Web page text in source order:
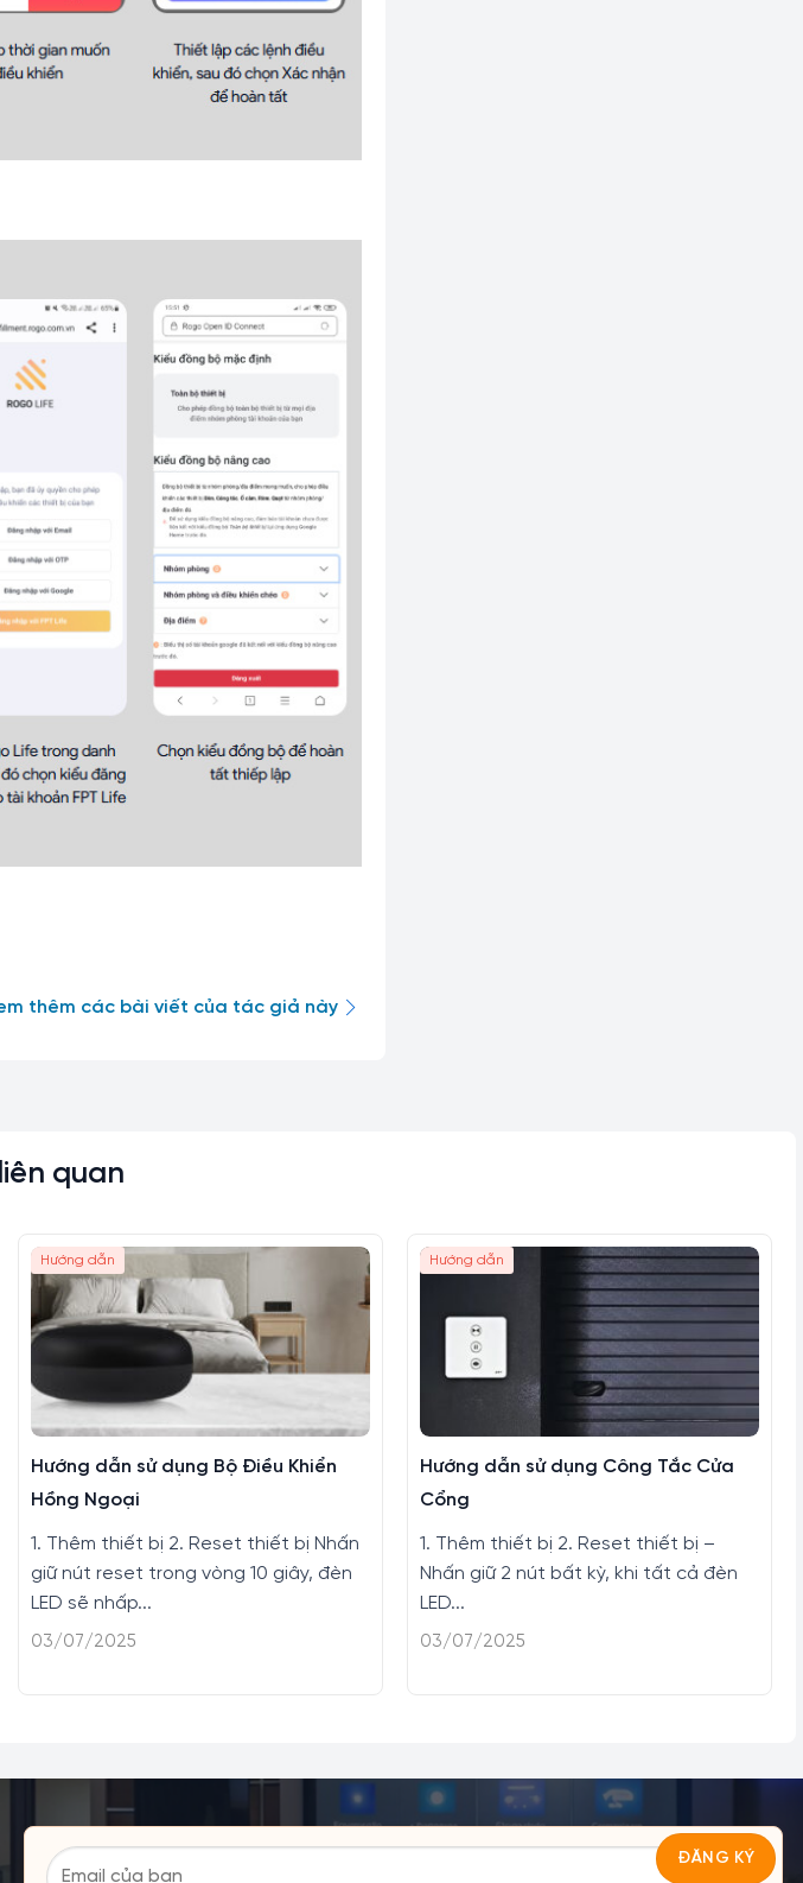
thêm các bài viết của tác giả này
quan
Hướng dẫn
Hướng dẫn sử dụng Bộ Điều Khiển
Hồng Ngoại
1. Thêm thiết bị 2. Reset thiết bị Nhấn
giữ nút reset trong vòng 10 giây, đèn
LED sẽ nhấp...
03/07/2025
Hướng dẫn
Hướng dẫn sử dụng Công Tắc Cửa
Cổng
1. Thêm thiết bị 2. Reset thiết bị –
Nhấn giữ 2 nút bất kỳ, khi tất cả đèn
LED...
03/07/2025